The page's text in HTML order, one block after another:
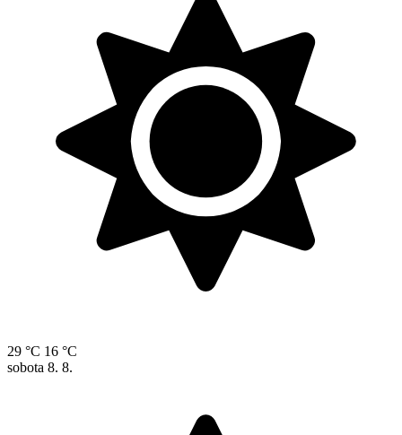
29 °C 16 °C
sobota 8. 8.